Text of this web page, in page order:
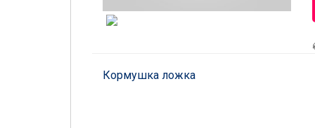
Кормушка ложка